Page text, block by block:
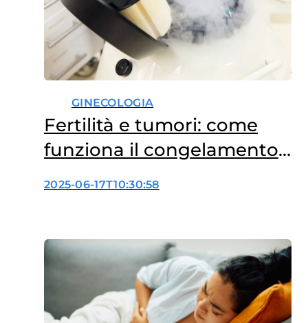
suggerimenti…
GINECOLOGIA
Fertilità e tumori: come
funziona il congelamento
del tessuto ovarico
2025-06-17T10:30:58